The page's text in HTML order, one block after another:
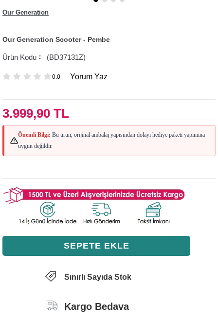
Our Generation
Our Generation Scooter - Pembe
(BD37131Z)
0.0 Yorum Yaz
3.999,90 TL
Önemli Bilgi: Bu ürün, orijinal ambalaj yapısından dolayı hediye paketi yapımına
uygun değildir.
Sınırlı Sayıda Stok
Kargo Bedava